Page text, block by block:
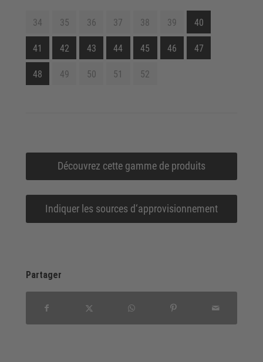
34 35 36 37 38 39 40
41 42 43 44 45 46 47
48 49 50 51 52
Découvrez cette gamme de produits
Indiquer les sources d‘approvisionnement
Partager